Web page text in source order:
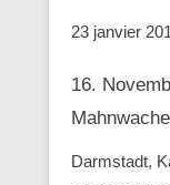
23 janvier
16.
Darmstadt,